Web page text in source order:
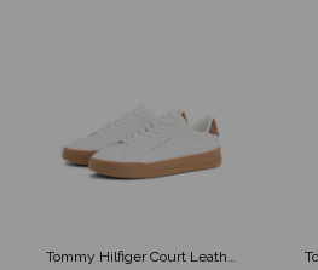
Tommy Hilfiger Court Leather Sko Hvid m/ Brun Sål